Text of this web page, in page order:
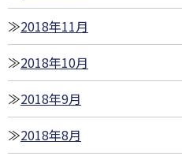
2018年11月
2018年10月
2018年9月
2018年8月